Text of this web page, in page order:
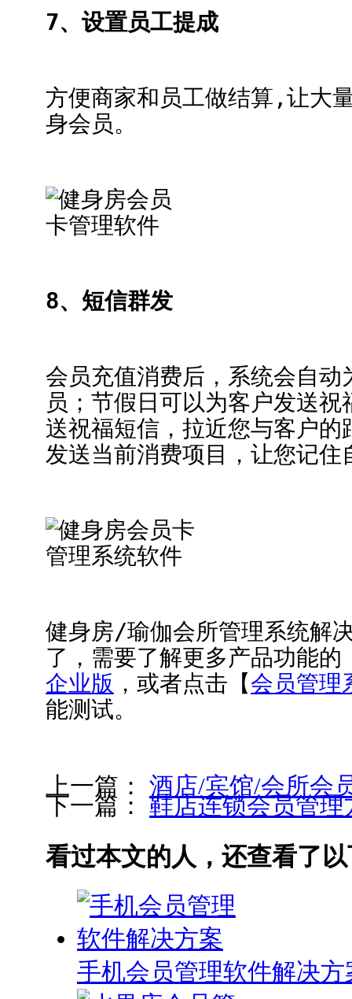
7、设置员工提成
方便商家和员工做结算,让大
身会员。
8、短信群发
会员充值消费后，系统会自
员；节假日可以为客户发送
送祝福短信，拉近您与客户
发送当前消费项目，让您记
健身房/瑜伽会所管理系统解
了，需要了解更多产品功能的
企业版 ，或者点击【会员管理
能测试。
上一篇： 酒店/宾馆/会所会
下一篇： 鞋店连锁会员管理
看过本文的人，还查看了
手机会员管理软件解决方